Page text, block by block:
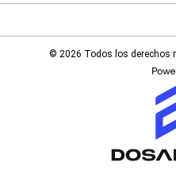
© 2026 Todos los derechos